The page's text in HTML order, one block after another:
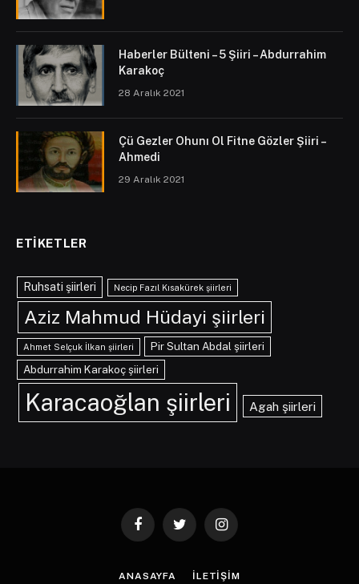
Haberler Bülteni – 5 Şiiri – Abdurrahim
Karakoç
28 Aralık 2021
Çü Gezler Ohunı Ol Fitne Gözler Şiiri –
Ahmedi
29 Aralık 2021
ETIKETLER
Ruhsati şiirleri Necip Fazıl Kısakürek şiirleri
Aziz Mahmud Hüdayi şiirleri
Ahmet Selçuk İlkan şiirleri
Pir Sultan Abdal şiirleri
Abdurrahim Karakoç şiirleri
Karacaoğlan şiirleri Agah şiirleri
FacebookTwitter Instagram
ANASAYFA İLETIŞIM